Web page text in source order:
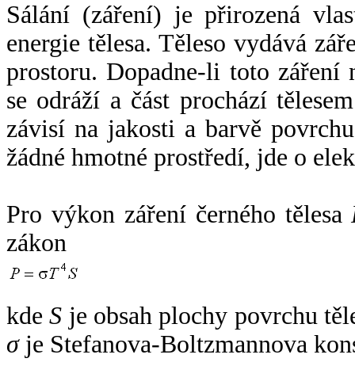
Sálání (záření) je přirozená
energie tělesa. Těleso vydává
prostoru. Dopadne-li toto záření
se odráží a část prochází
závisí na jakosti a barvě
žádné hmotné prostředí, jde o
Pro výkon záření černého tělesa
zákon
kdeS je obsah plochy povrchu
σje Stefanova-Boltzmannova